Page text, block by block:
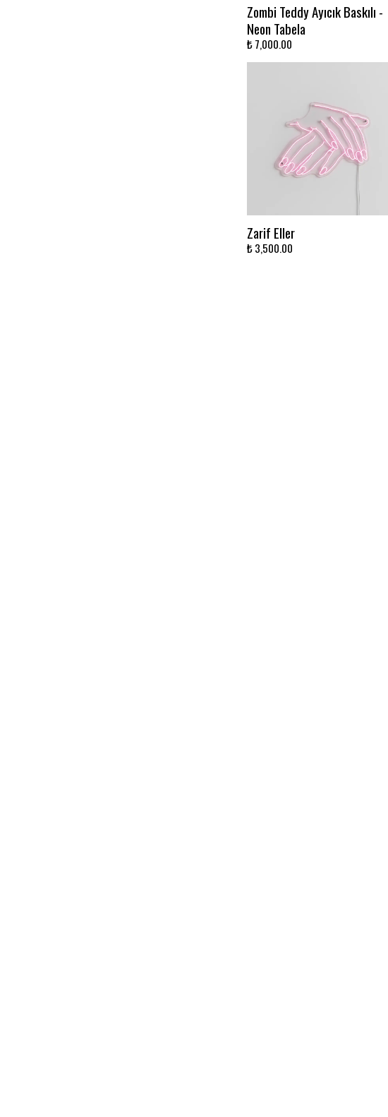
Zombi Teddy Ayıcık Baskılı -
Neon Tabela
₺ 7,000.00
Zarif Eller
₺ 3,500.00